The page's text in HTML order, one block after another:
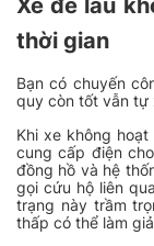
Xe để lâu
thời gian
Bạn có chuyến
quy còn tốt vẫn tự
Khi xe không
cung cấp điện
đồng hồ và hệ
gọi cứu hộ liên
trạng này trầm
thấp có thể làm